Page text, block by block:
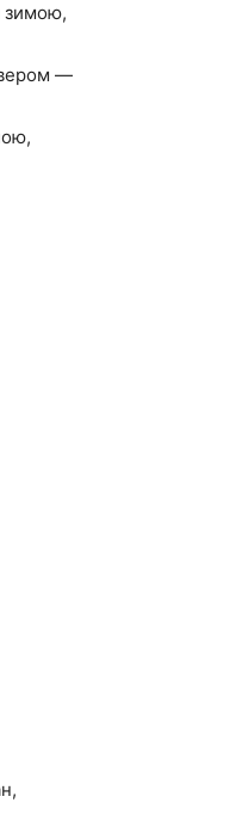
зимою,
—